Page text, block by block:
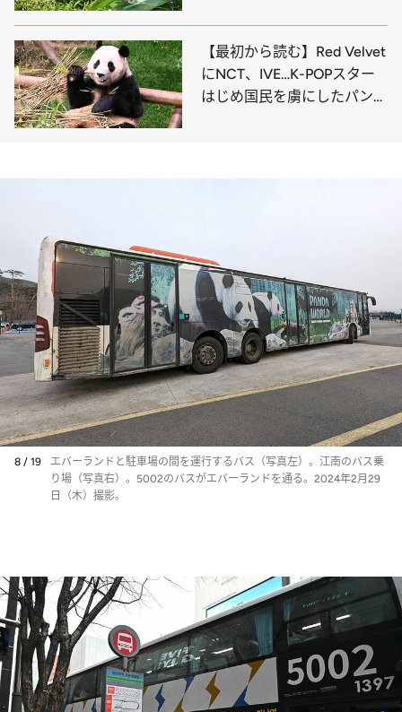
【最初から読む】Red Velvet
にNCT、IVE…K-POPスター
はじめ国民を虜にしたパンダ
8 / 19
エバーランドと駐車場の間を運行するバス（写真左）。江南のバス乗
り場（写真右）。5002のバスがエバーランドを通る。2024年2月29
日（木）撮影。